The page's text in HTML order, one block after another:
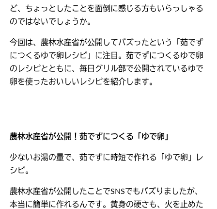
ど、ちょっとしたことを面倒に感じる方もいらっしゃる
のではないでしょうか。
今回は、農林水産省が公開してバズったという「茹でず
につくるゆで卵レシピ」に注目。茹でずにつくるゆで卵
のレシピとともに、毎日グリル部で公開されているゆで
卵を使ったおいしいレシピを紹介します。
農林水産省が公開！茹でずにつくる「ゆで卵」
少ないお湯の量で、茹でずに時短で作れる「ゆで卵」レ
シピ。
農林水産省が公開したことでSNSでもバズりましたが、
本当に簡単に作れるんです。黄身の硬さも、火を止めた